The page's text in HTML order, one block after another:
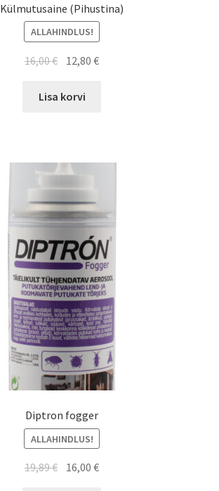
Külmutusaine (Pihustina)
ALLAHINDLUS!
16,00€ 12,80€
Lisa korvi
Diptron fogger
ALLAHINDLUS!
19,89€ 16,00€